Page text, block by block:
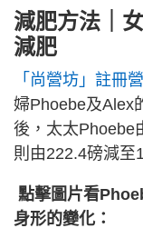
減肥方法｜
減肥
「尚營坊」註冊
婦Phoebe及Alex
後，太太Phoebe
則由222.4磅減至
點擊圖片看
身形的變化：